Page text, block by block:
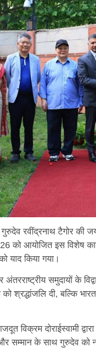
गुरुदेव रवींद्रनाथ टैगोर
को आयोजित इस विशेष
याद किया गया।
समुदायों के
श्रद्धांजलि दी, बल्कि
विक्रम दोराईस्वामी
सम्मान के साथ गुरुदेव को